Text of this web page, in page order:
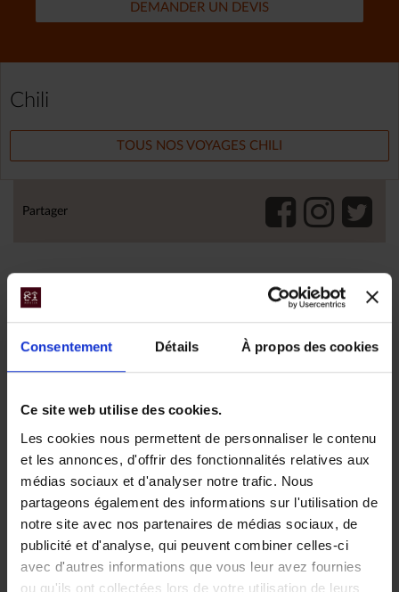
Consentement Détails À propos des cookies
Ce site web utilise des cookies.
Les cookies nous permettent de personnaliser le contenu
et les annonces, d'offrir des fonctionnalités relatives aux
médias sociaux et d'analyser notre trafic. Nous
partageons également des informations sur l'utilisation de
notre site avec nos partenaires de médias sociaux, de
publicité et d'analyse, qui peuvent combiner celles-ci
avec d'autres informations que vous leur avez fournies
ou qu'ils ont collectées lors de votre utilisation de leurs
DEMANDER UN DEVIS
Chili
TOUS NOS VOYAGES CHILI
Partager
Nos voyages avec séjour à
Puyuhuapi Lodge & Spa -
Patagonie
Voyage en